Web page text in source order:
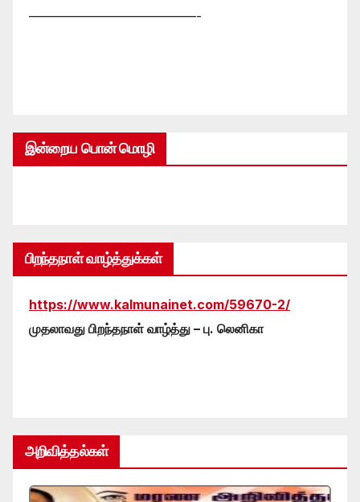
—————————————-
இன்றைய பொன் மொழி
பிறந்தநாள் வாழ்த்துக்கள்
https://www.kalmunainet.com/59670-2/
முதலாவது பிறந்தநாள் வாழ்த்து – பு. லெனிகா
அறிவித்தல்கள்